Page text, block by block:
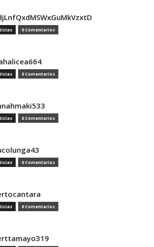
0 Comentarios
0 Comentarios
0 Comentarios
0 Comentarios
0 Comentarios